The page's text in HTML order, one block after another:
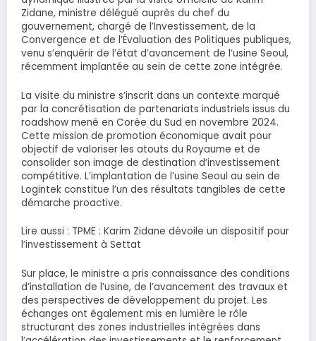
Zidane, ministre délégué auprès du chef du
gouvernement, chargé de l’Investissement, de la
Convergence et de l’Évaluation des Politiques publiques,
venu s’enquérir de l’état d’avancement de l’usine Seoul,
récemment implantée au sein de cette zone intégrée.
La visite du ministre s’inscrit dans un contexte marqué
par la concrétisation de partenariats industriels issus du
roadshow mené en Corée du Sud en novembre 2024.
Cette mission de promotion économique avait pour
objectif de valoriser les atouts du Royaume et de
consolider son image de destination d’investissement
compétitive. L’implantation de l’usine Seoul au sein de
Logintek constitue l’un des résultats tangibles de cette
démarche proactive.
Lire aussi : TPME : Karim Zidane dévoile un dispositif pour
l’investissement à Settat
Sur place, le ministre a pris connaissance des conditions
d’installation de l’usine, de l’avancement des travaux et
des perspectives de développement du projet. Les
échanges ont également mis en lumière le rôle
structurant des zones industrielles intégrées dans